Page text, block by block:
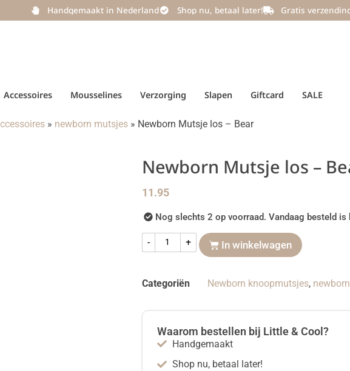
Handgemaakt in Nederland Shop nu, betaal later! Gratis
Accessoires Mousselines Verzorging Slapen Giftcard SALE
» newborn mutsjes » Newborn Mutsje los – Bear
Newborn Mutsje los –
11.95
Nog slechts 2 op voorraad. Vandaag besteld is
- + In winkelwagen
Categoriën Newborn knoopmutsjes,
Waarom bestellen bij Little & Cool?
Handgemaakt
Shop nu, betaal later!